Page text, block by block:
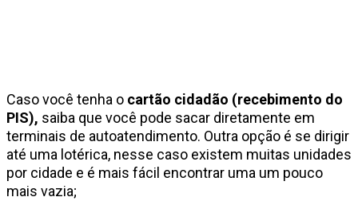
Caso você tenha o cartão cidadão (recebimento do
PIS), saiba que você pode sacar diretamente em
terminais de autoatendimento. Outra opção é se dirigir
até uma lotérica, nesse caso existem muitas unidades
por cidade e é mais fácil encontrar uma um pouco
mais vazia;